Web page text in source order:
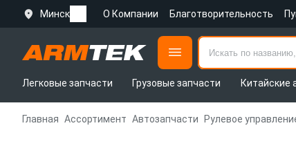
Минск О Компании Благотворительность
Легковые запчасти
Грузовые запчасти Китайские
Главная Ассортимент Автозапчасти Рулевое